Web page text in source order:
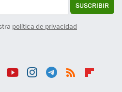
SUSCRIBIR
política de privacidad